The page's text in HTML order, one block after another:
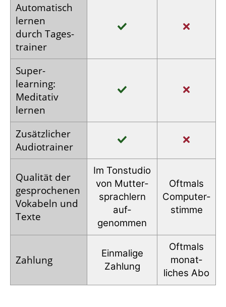
Auto­matisch
lernen
durch Tages­
trainer
Super­
learning:
Meditativ
lernen
Zusätz­licher
Audio­trainer
Qualität der
gesprochenen
Vokabeln und
Texte
Im Tonstudio
von Mutter­
sprachlern
auf­
genommen
Oftmals
Computer­
stimme
Zahlung
Einmalige
Zahlung
Oftmals
monat­
liches Abo